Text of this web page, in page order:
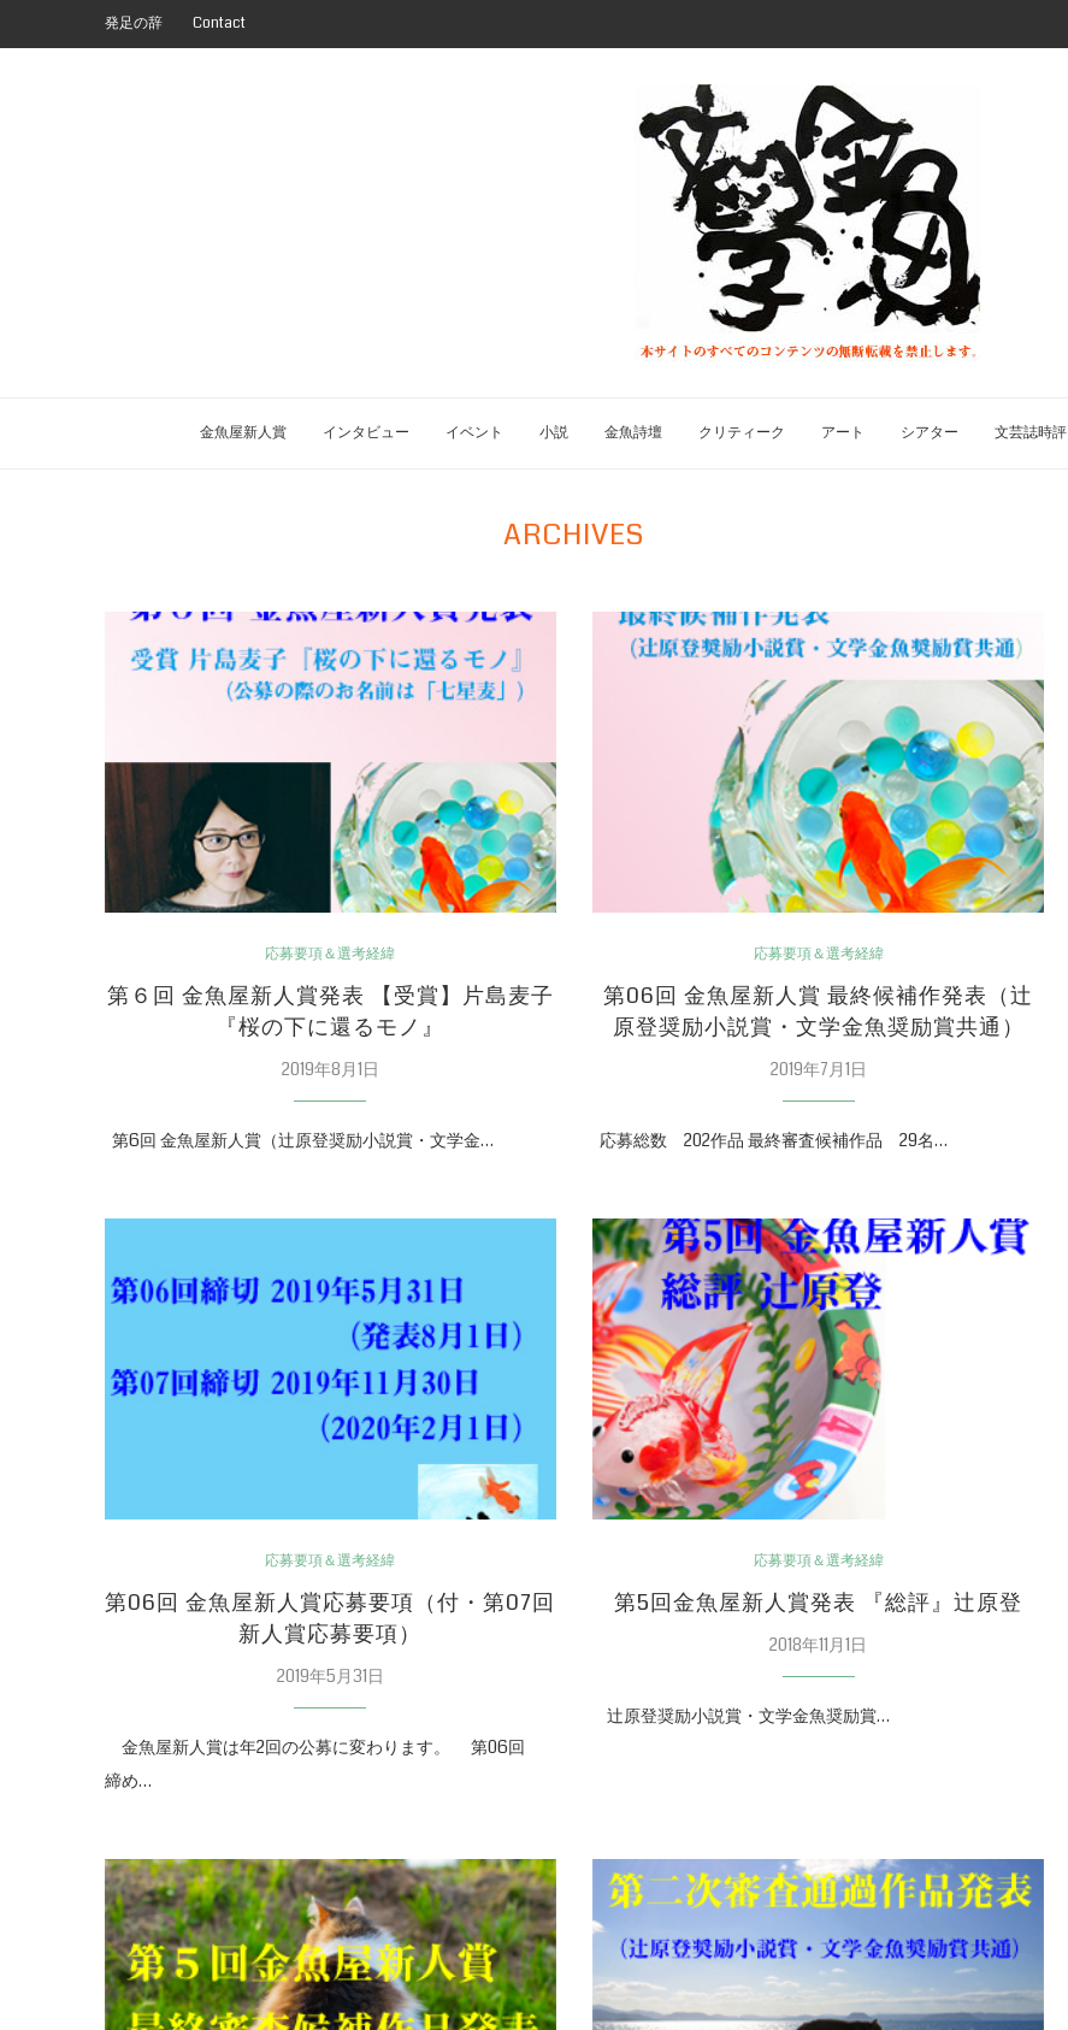
発足の辞 Contact
金魚屋新人賞 インタビュー イベント 小説 金魚詩壇 クリティーク アート シアター 文芸誌時評
ARCHIVES
応募要項＆選考経緯
第６回 金魚屋新人賞発表 【受賞】片島麦子
『桜の下に還るモノ』
2019年8月1日
第6回 金魚屋新人賞（辻原登奨励小説賞・文学金…
応募要項＆選考経緯
第06回 金魚屋新人賞 最終候補作発表（辻
原登奨励小説賞・文学金魚奨励賞共通）
2019年7月1日
応募総数 202作品 最終審査候補作品 29名…
応募要項＆選考経緯
第06回 金魚屋新人賞応募要項（付・第07回
新人賞応募要項）
2019年5月31日
金魚屋新人賞は年2回の公募に変わります。 第06回
締め…
応募要項＆選考経緯
第5回金魚屋新人賞発表 『総評』辻原登
2018年11月1日
辻原登奨励小説賞・文学金魚奨励賞…